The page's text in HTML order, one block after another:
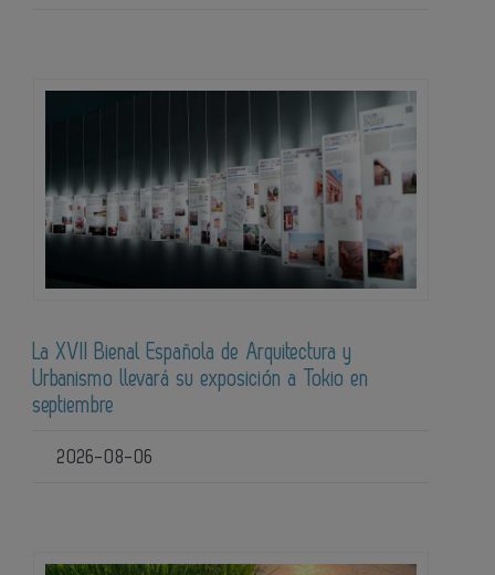
La XVII Bienal Española de Arquitectura y
Urbanismo llevará su exposición a Tokio en
septiembre
2026-08-06